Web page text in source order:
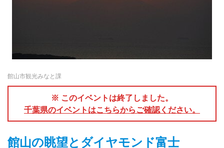
館山市観光みなと課
※ このイベントは終了しました。
千葉県のイベントはこちらからご確認ください。
館山の眺望とダイヤモンド富士